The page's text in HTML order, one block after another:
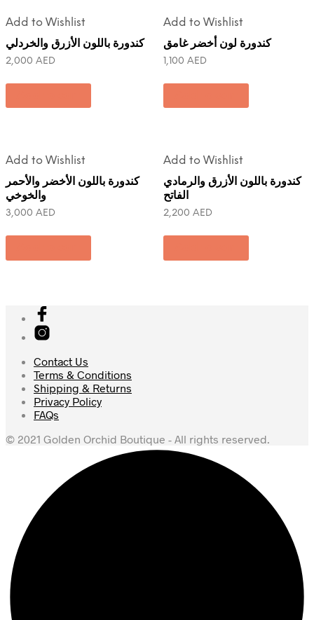
Add to Wishlist
كندورة باللون الأزرق والخردلي
2,000 AED
Add to Wishlist
كندورة لون أخضر غامق
1,100 AED
Add to Wishlist
كندورة باللون الأخضر والأحمر
والخوخي
3,000 AED
Add to Wishlist
كندورة باللون الأزرق والرمادي
الفاتح
2,200 AED
Contact Us
Terms & Conditions
Shipping & Returns
Privacy Policy
FAQs
© 2021 Golden Orchid Boutique - All rights reserved.